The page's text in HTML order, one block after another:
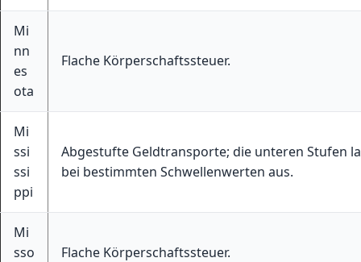
Mi
nn
es
ota
Flache Körperschaftssteuer.
Mi
ssi
ssi
ppi
Abgestufte Geldtransporte; die unteren Stufen
bei bestimmten Schwellenwerten aus.
Mi
sso
Flache Körperschaftssteuer.